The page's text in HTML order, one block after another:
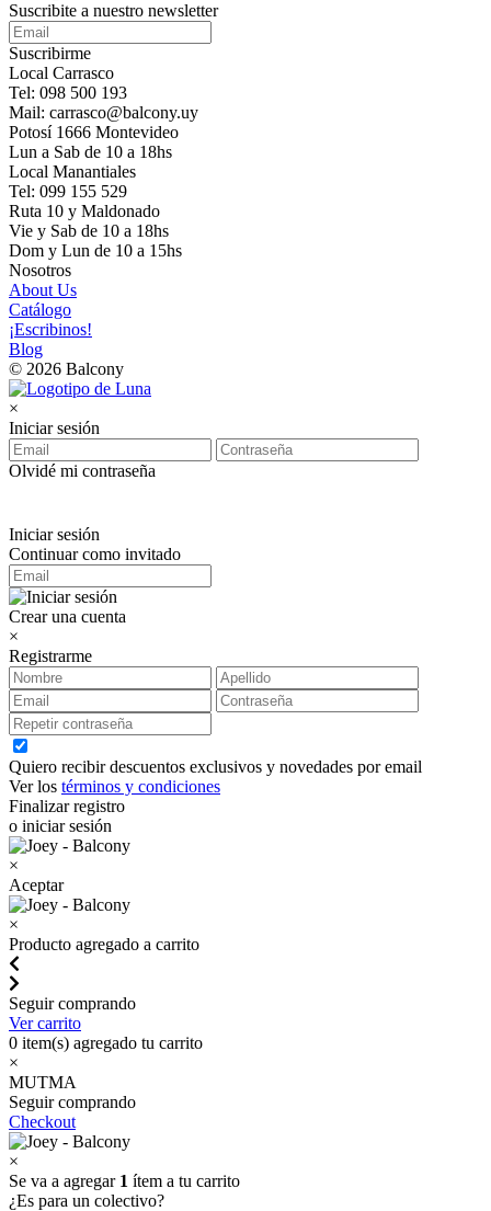
Suscribite a nuestro newsletter
Suscribirme
Local Carrasco
Tel: 098 500 193
Mail: carrasco@balcony.uy
Potosí 1666 Montevideo
Lun a Sab de 10 a 18hs
Local Manantiales
Tel: 099 155 529
Ruta 10 y Maldonado
Vie y Sab de 10 a 18hs
Dom y Lun de 10 a 15hs
Nosotros
About Us
Catálogo
¡Escribinos!
Blog
© 2026 Balcony
×
Iniciar sesión
Olvidé mi contraseña
Iniciar sesión
Continuar como invitado
Crear una cuenta
×
Registrarme
Quiero recibir descuentos exclusivos y novedades por email
Ver los términos y condiciones
Finalizar registro
o iniciar sesión
×
Aceptar
×
Producto agregado a carrito
Seguir comprando
Ver carrito
0 item(s) agregado tu carrito
×
MUTMA
Seguir comprando
Checkout
×
Se va a agregar 1 ítem a tu carrito
¿Es para un colectivo?